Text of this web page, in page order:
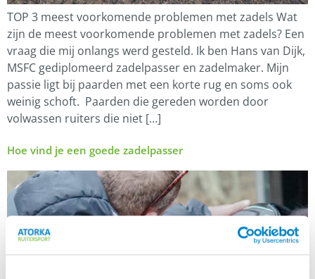
TOP 3 meest voorkomende problemen met zadels Wat
zijn de meest voorkomende problemen met zadels? Een
vraag die mij onlangs werd gesteld. Ik ben Hans van Dijk,
MSFC gediplomeerd zadelpasser en zadelmaker. Mijn
passie ligt bij paarden met een korte rug en soms ook
weinig schoft. Paarden die gereden worden door
volwassen ruiters die niet […]
Hoe vind je een goede zadelpasser